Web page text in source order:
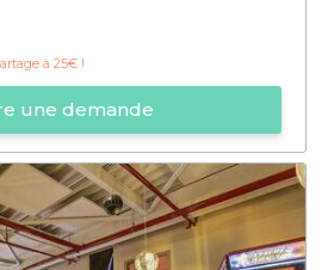
à 25€ !
une demande